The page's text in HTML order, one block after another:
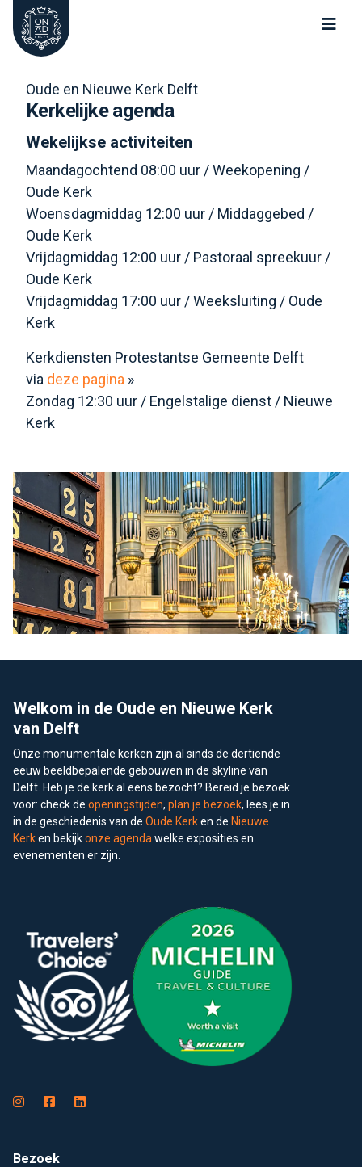
Oude Kerk Nieuwe Kerk Delft
Oude en Nieuwe Kerk Delft
Kerkelijke agenda
Wekelijkse activiteiten
Maandagochtend 08:00 uur / Weekopening /
Oude Kerk
Woensdagmiddag 12:00 uur / Middaggebed /
Oude Kerk
Vrijdagmiddag 12:00 uur / Pastoraal spreekuur /
Oude Kerk
Vrijdagmiddag 17:00 uur / Weeksluiting / Oude
Kerk
Kerkdiensten Protestantse Gemeente Delft
via deze pagina »
Zondag 12:30 uur / Engelstalige dienst / Nieuwe
Kerk
Welkom in de Oude en Nieuwe Kerk
van Delft
Onze monumentale kerken zijn al sinds de dertiende
eeuw beeldbepalende gebouwen in de skyline van
Delft. Heb je de kerk al eens bezocht? Bereid je bezoek
voor: check de openingstijden, plan je bezoek, lees je in
in de geschiedenis van de Oude Kerken de Nieuwe
Kerken bekijkonze agenda welke exposities en
evenementen er zijn.
Bezoek